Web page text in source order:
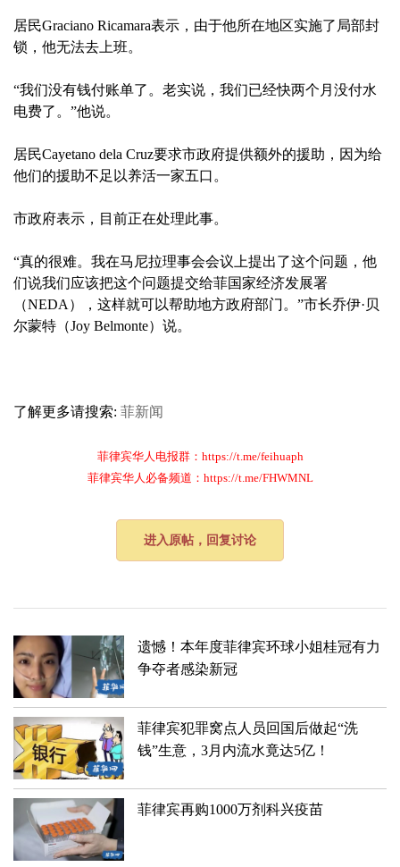
居民Graciano Ricamara表示，由于他所在地区实施了局部封
锁，他无法去上班。
“我们没有钱付账单了。老实说，我们已经快两个月没付水
电费了。”他说。
居民Cayetano dela Cruz要求市政府提供额外的援助，因为给
他们的援助不足以养活一家五口。
市政府表示，目前正在处理此事。
“真的很难。我在马尼拉理事会会议上提出了这个问题，他
们说我们应该把这个问题提交给菲国家经济发展署
（NEDA），这样就可以帮助地方政府部门。”市长乔伊·贝
尔蒙特（Joy Belmonte）说。
了解更多请搜索: 菲新闻
菲律宾华人电报群：https://t.me/feihuaph
菲律宾华人必备频道：https://t.me/FHWMNL
进入原帖，回复讨论
遗憾！本年度菲律宾环球小姐桂冠有力
争夺者感染新冠
菲律宾犯罪窝点人员回国后做起“洗
钱”生意，3月内流水竟达5亿！
菲律宾再购1000万剂科兴疫苗